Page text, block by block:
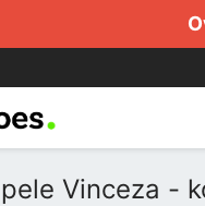
Vinceza -